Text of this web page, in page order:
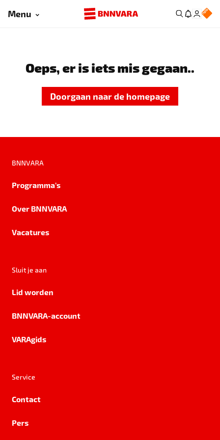
Menu
Oeps, er is iets mis gegaan..
Doorgaan naar de homepage
BNNVARA
Programma's
Over BNNVARA
Vacatures
Sluit je aan
Lid worden
BNNVARA-account
VARAgids
Service
Contact
Pers